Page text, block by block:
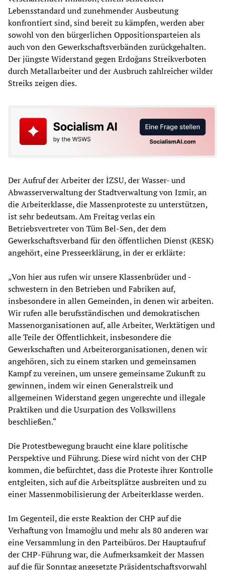
Lebensstandard und zunehmender Ausbeutung
konfrontiert sind, sind bereit zu kämpfen, werden aber
sowohl von den bürgerlichen Oppositionsparteien als
auch von den Gewerkschaftsverbänden zurückgehalten.
Der jüngste Widerstand gegen Erdoğans Streikverboten
durch Metallarbeiter und der Ausbruch zahlreicher wilder
Streiks zeigen dies.
Der Aufruf der Arbeiter der İZSU, der Wasser- und
Abwasserverwaltung der Stadtverwaltung von Izmir, an
die Arbeiterklasse, die Massenproteste zu unterstützen,
ist sehr bedeutsam. Am Freitag verlas ein
Betriebsvertreter von Tüm Bel-Sen, der dem
Gewerkschaftsverband für den öffentlichen Dienst (KESK)
angehört, eine Presseerklärung, in der er erklärte:
„Von hier aus rufen wir unsere Klassenbrüder und -
schwestern in den Betrieben und Fabriken auf,
insbesondere in allen Gemeinden, in denen wir arbeiten.
Wir rufen alle berufsständischen und demokratischen
Massenorganisationen auf, alle Arbeiter, Werktätigen und
alle Teile der Öffentlichkeit, insbesondere die
Gewerkschaften und Arbeiterorganisationen, denen wir
angehören, sich zu einem starken und gemeinsamen
Kampf zu vereinen, um unsere gemeinsame Zukunft zu
gewinnen, indem wir einen Generalstreik und
allgemeinen Widerstand gegen ungerechte und illegale
Praktiken und die Usurpation des Volkswillens
beschließen.“
Die Protestbewegung braucht eine klare politische
Perspektive und Führung. Diese wird nicht von der CHP
kommen, die befürchtet, dass die Proteste ihrer Kontrolle
entgleiten, sich auf die Arbeitsplätze ausbreiten und zu
einer Massenmobilisierung der Arbeiterklasse werden.
Im Gegenteil, die erste Reaktion der CHP auf die
Verhaftung von İmamoğlu und mehr als 80 anderen war
eine Versammlung in den Parteibüros. Der Hauptaufruf
der CHP-Führung war, die Aufmerksamkeit der Massen
auf die für Sonntag angesetzte Präsidentschaftsvorwahl